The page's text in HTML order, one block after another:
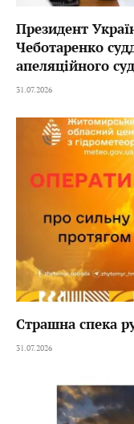
Президент
Чеботаренко
апеляційного
31.07.2026
Страшна спека
31.07.2026